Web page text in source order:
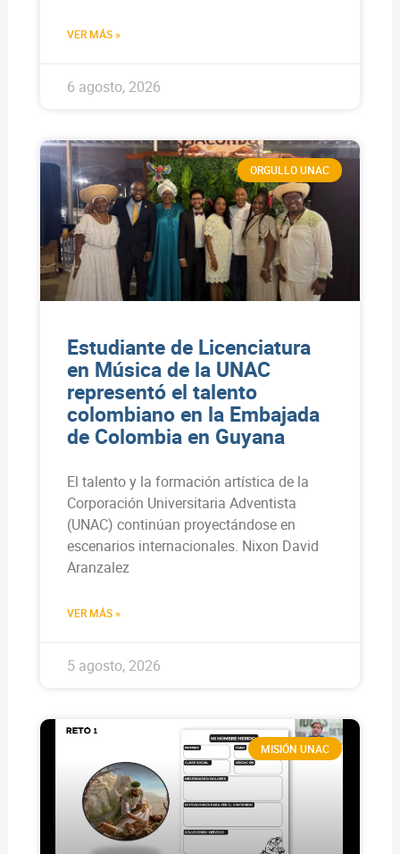
VER MÁS »
6 agosto, 2026
ORGULLO UNAC
Estudiante de Licenciatura
en Música de la UNAC
representó el talento
colombiano en la Embajada
de Colombia en Guyana
El talento y la formación artística de la
Corporación Universitaria Adventista
(UNAC) continúan proyectándose en
escenarios internacionales. Nixon David
Aranzalez
VER MÁS »
5 agosto, 2026
MISIÓN UNAC